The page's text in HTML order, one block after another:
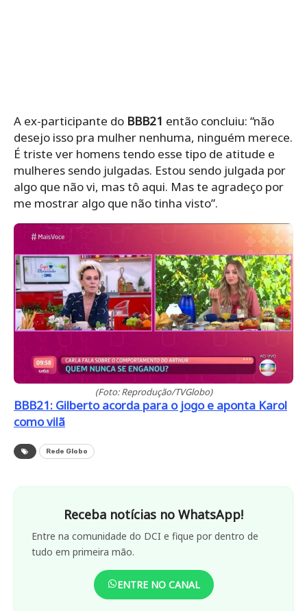
A ex-participante do BBB21 então concluiu: “não
desejo isso pra mulher nenhuma, ninguém merece.
É triste ver homens tendo esse tipo de atitude e
mulheres sendo julgadas. Estou sendo julgada por
algo que não vi, mas tô aqui. Mas te agradeço por
me mostrar algo que não tinha visto”.
(Foto: Reprodução/TVGlobo)
BBB21: Gilberto acorda para o jogo e aponta Karol
como vilã
Rede Globo
Receba notícias no WhatsApp!
Entre na comunidade do DCI e fique por dentro de
tudo em primeira mão.
ENTRE NO CANAL